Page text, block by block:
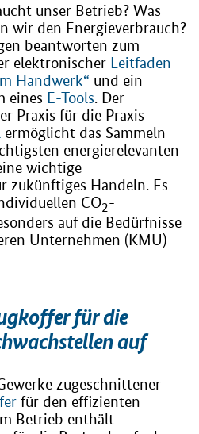
unser Betrieb? Was
wir den Energieverbrauch?
beantworten zum
elektronischer Leitfaden
Handwerk“ und ein
eines E-Tools. Der
Praxis für die Praxis
ermöglicht das Sammeln
energierelevanten
wichtige
zukünftiges Handeln. Es
CO2-
auf die Bedürfnisse
Unternehmen (KMU)
für die
auf
zugeschnittener
für den effizienten
Betrieb enthält